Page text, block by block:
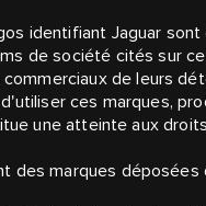
identifiant Jaguar
de société cités sur
de leurs
ces marques,
une atteinte aux
des marques